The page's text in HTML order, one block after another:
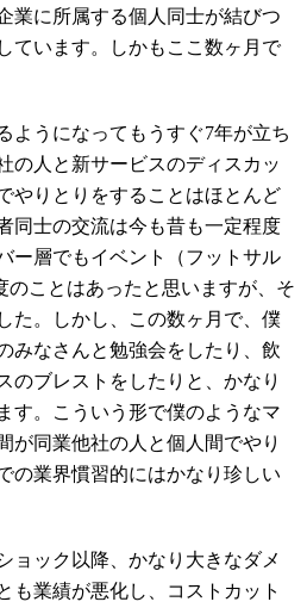
業に所属する個人同士が結びつ
ています。しかもここ数ヶ月で
ようになってもうすぐ7年が立ち
の人と新サービスのディスカッ
やりとりをすることはほとんど
同士の交流は今も昔も一定程度
ー層でもイベント（フットサル
のことはあったと思いますが、そ
た。しかし、この数ヶ月で、僕
みなさんと勉強会をしたり、飲
のブレストをしたりと、かなり
す。こういう形で僕のようなマ
が同業他社の人と個人間でやり
の業界慣習的にはかなり珍しい
ョック以降、かなり大きなダメ
も業績が悪化し、コストカット